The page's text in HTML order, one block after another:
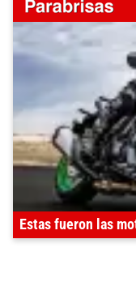
Estas fueron las